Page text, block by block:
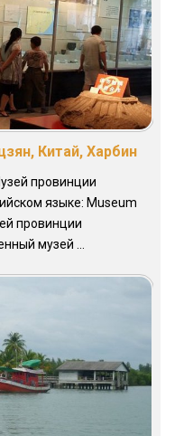
Китай, Харбин
провинции
языке: Museum
провинции
музей ...